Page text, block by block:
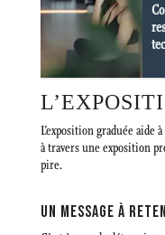
L’exposition graduée
à travers une exposition
pire.
UN MESSAGE À